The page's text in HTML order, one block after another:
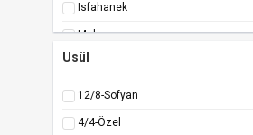
Isfahanek
Mahur
Nühüft
Segah
Suzidil
Usül
12/8-Sofyan
4/4-Özel